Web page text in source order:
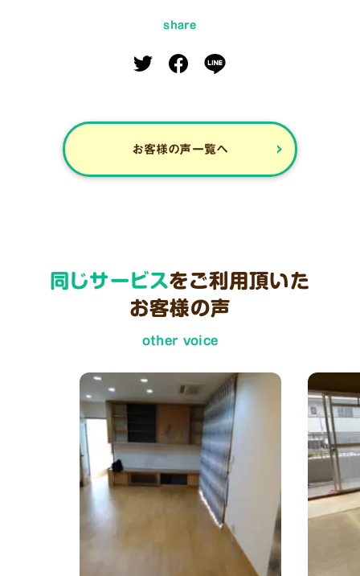
share
お客様の声一覧へ
同じサービスをご利用頂いた
お客様の声
other voice